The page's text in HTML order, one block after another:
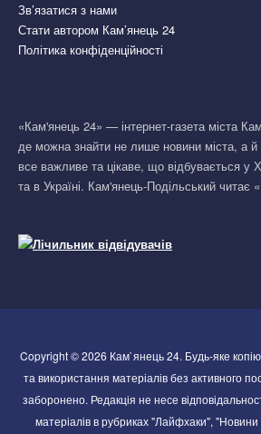
Зв’язатися з нами
Стати автором Кам’янець 24
Політика конфіденційності
«Кам'янець 24» — інтернет-газета міста
де можна знайти не лише новини міста, а й
все важливе та цікаве, що відбувається у
та в Україні. Кам'янець-Подільський читає
Copyright © 2026 Кам`янець 24. Будь-яке
та використання матеріалів без активного
заборонено. Редакція не несе
матеріалів в рубриках "Лайфхаки", "Новини